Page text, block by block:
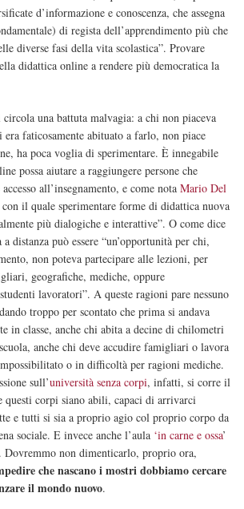
d’informazione e conoscenza, che assegna
di regista dell’apprendimento più che
diverse fasi della vita scolastica”. Provare
didattica online a rendere più democratica la
una battuta malvagia: a chi non piaceva
era faticosamente abituato a farlo, non piace
ha poca voglia di sperimentare. È innegabile
possa aiutare a raggiungere persone che
all’insegnamento, e come nota Mario Del
il quale sperimentare forme di didattica nuova
più dialogiche e interattive”. O come dice
distanza può essere “un’opportunità per chi,
non poteva partecipare alle lezioni, per
geografiche, mediche, oppure
lavoratori”. A queste ragioni pare nessuno
troppo per scontato che prima si andava
in classe, anche chi abita a decine di chilometri
anche chi deve accudire famigliari o lavora
o in difficoltà per ragioni mediche.
sull’università senza corpi, infatti, si corre il
questi corpi siano abili, capaci di arrivarci
e tutti si sia a proprio agio col proprio corpo da
sociale. E invece anche l’aula ‘in carne e ossa’
Dovremmo non dimenticarlo, proprio ora,
che nascano i mostri dobbiamo cercare
il mondo nuovo.